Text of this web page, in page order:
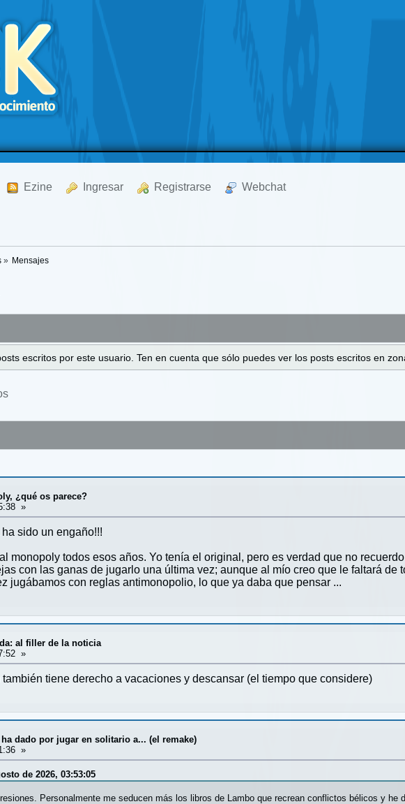
Ezine Ingresar Registrarse Webchat
» Mensajes
escritos por este usuario. Ten en cuenta que sólo puedes ver los posts escritos en
¿qué os parece?
»
sido un engaño!!!
monopoly todos esos años. Yo tenía el original, pero es verdad que no
con las ganas de jugarlo una última vez; aunque al mío creo que le faltará de
jugábamos con reglas antimonopolio, lo que ya daba que pensar ...
al filler de la noticia
»
tiene derecho a vacaciones y descansar (el tiempo que considere)
ha dado por jugar en solitario a... (el remake)
»
de 2026, 03:53:05
Personalmente me seducen más los libros de Lambo que recrean conflictos bélicos y he